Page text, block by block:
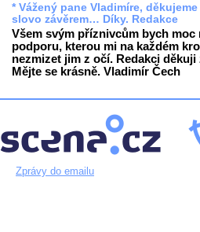
* Vážený pane Vladimíre,
slovo závěrem… Díky. Redakce
Všem svým příznivcům bych
podporu, kterou mi na každém
nezmizet jim z očí. Redakci
Mějte se krásně. Vladimír Čech
Zprávy do emailu